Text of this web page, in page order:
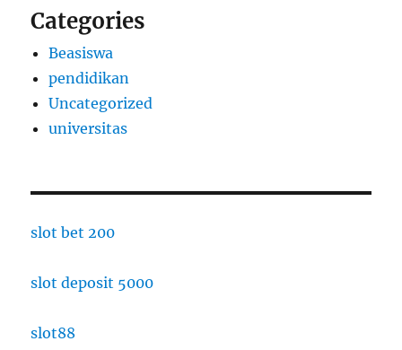
Categories
Beasiswa
pendidikan
Uncategorized
universitas
slot bet 200
slot deposit 5000
slot88